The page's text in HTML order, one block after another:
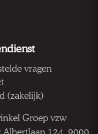
vragen
(zakelijk)
Groep vzw